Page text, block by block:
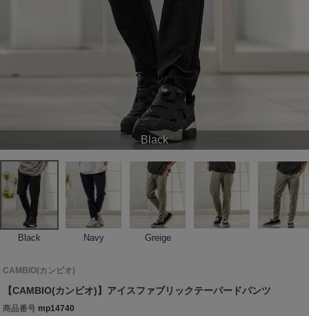
Black
Black Navy Greige
CAMBIO(カンビオ)
【CAMBIO(カンビオ)】アイスファブリックテーパードパンツ
商品番号 mp14740